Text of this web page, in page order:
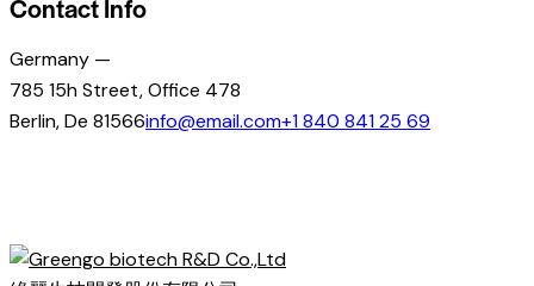
Germany —
785 15h Street, Office 478
Berlin, De 81566info@email.com+1 840 841 25 69